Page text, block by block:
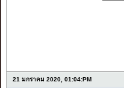
21 มกราคม 2020, 01:04:PM